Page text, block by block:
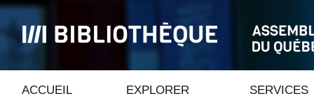
ACCUEIL EXPLORER SERVICES